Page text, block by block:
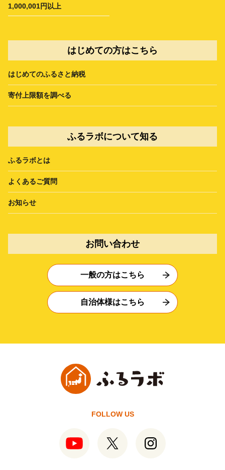
1,000,001円以上
はじめての方はこちら
はじめてのふるさと納税
寄付上限額を調べる
ふるラボについて知る
ふるラボとは
よくあるご質問
お知らせ
お問い合わせ
一般の方はこちら
自治体様はこちら
FOLLOW US